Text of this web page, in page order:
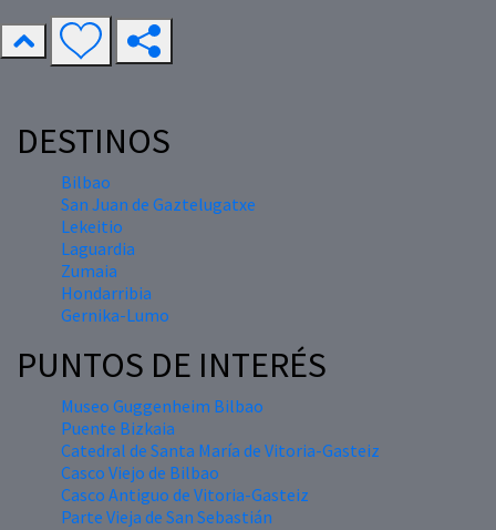
DESTINOS
Bilbao
San Juan de Gaztelugatxe
Lekeitio
Laguardia
Zumaia
Hondarribia
Gernika-Lumo
PUNTOS DE INTERÉS
Museo Guggenheim Bilbao
Puente Bizkaia
Catedral de Santa María de Vitoria-Gasteiz
Casco Viejo de Bilbao
Casco Antiguo de Vitoria-Gasteiz
Parte Vieja de San Sebastián